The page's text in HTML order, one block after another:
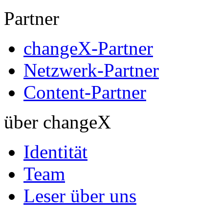
Partner
changeX-Partner
Netzwerk-Partner
Content-Partner
über changeX
Identität
Team
Leser über uns